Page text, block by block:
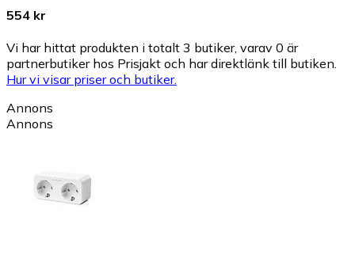
554 kr
Vi har hittat produkten i totalt 3 butiker, varav 0 är
partnerbutiker hos Prisjakt och har direktlänk till butiken.
Hur vi visar priser och butiker.
Annons
Annons